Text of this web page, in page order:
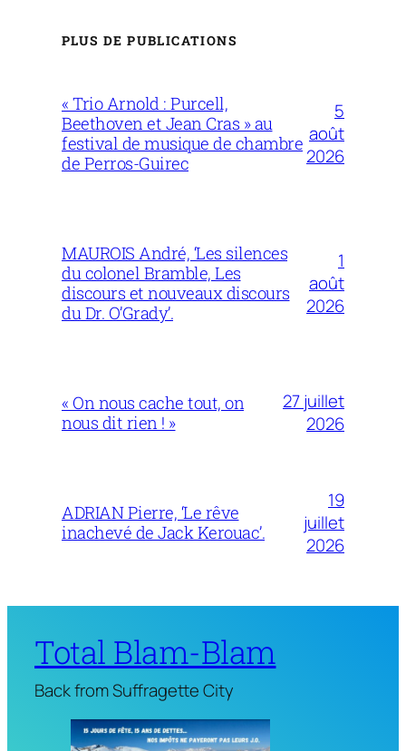
PLUS DE PUBLICATIONS
« Trio Arnold : Purcell,
Beethoven et Jean Cras » au
festival de musique de chambre
de Perros-Guirec
5
août
2026
MAUROIS André, ‘Les silences
du colonel Bramble, Les
discours et nouveaux discours
du Dr. O’Grady’.
1
août
2026
« On nous cache tout, on
nous dit rien ! »
27 juillet
2026
ADRIAN Pierre, ‘Le rêve
inachevé de Jack Kerouac’.
19
juillet
2026
Total Blam-Blam
Back from Suffragette City